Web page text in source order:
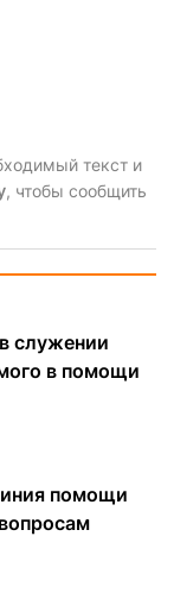
текст и
, чтобы сообщить
служении
в помощи
помощи